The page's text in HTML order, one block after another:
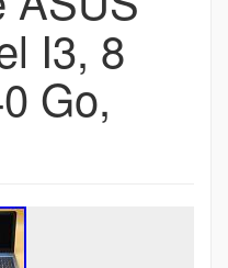
I3, 8
Go,